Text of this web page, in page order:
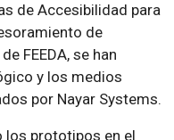
de Accesibilidad para
de
FEEDA, se han
y los medios
por Nayar Systems.
los prototipos en el